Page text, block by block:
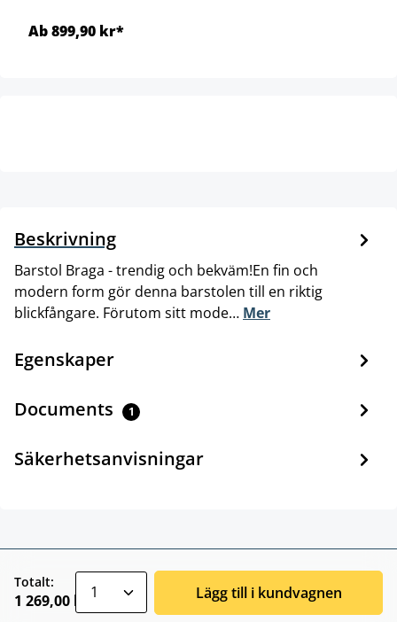
Ab 899,90 kr*
Beskrivning
Barstol Braga - trendig och bekväm!En fin och
modern form gör denna barstolen till en riktig
blickfångare. Förutom sitt mode… Mer
Egenskaper
Documents 1
Säkerhetsanvisningar
Totalt:
1 269,00 kr Lägg till i kundvagnen